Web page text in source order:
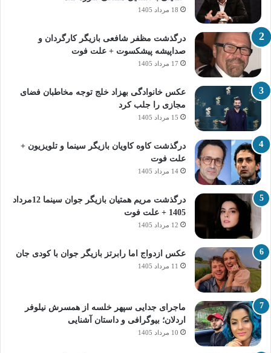
18 مرداد 1405
درگذشت مظفر شافعی بازیگر کارگردان و
صداپیشه پیشکسوت + علت فوت
17 مرداد 1405
عکس خانوادگی بهزاد خلج توجه مخاطبان فضای
مجازی را جلب کرد
15 مرداد 1405
درگذشت کاوه کاویان بازیگر سینما و تلویزیون +
علت فوت
14 مرداد 1405
درگذشت مریم همتیان بازیگر جوان سینما 12مرداد
1405 + علت فوت
12 مرداد 1405
عکس ازدواج اما رابرتز بازیگر جوان با کودی جان
11 مرداد 1405
ماجرای جدایی سپهر خلسه از همسرش نیلوفر
اردلان؛ بیوگرافی و داستان آشنایی
10 مرداد 1405